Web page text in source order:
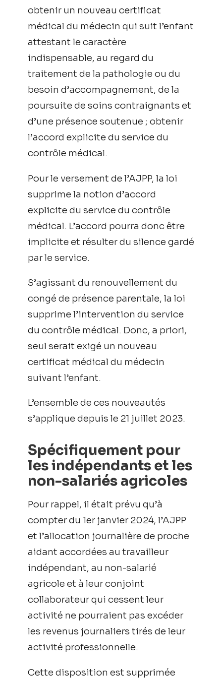
obtenir un nouveau certificat
médical du médecin qui suit l’enfant
attestant le caractère
indispensable, au regard du
traitement de la pathologie ou du
besoin d’accompagnement, de la
poursuite de soins contraignants et
d’une présence soutenue ; obtenir
l’accord explicite du service du
contrôle médical.
Pour le versement de l’AJPP, la loi
supprime la notion d’accord
explicite du service du contrôle
médical. L’accord pourra donc être
implicite et résulter du silence gardé
par le service.
S’agissant du renouvellement du
congé de présence parentale, la loi
supprime l’intervention du service
du contrôle médical. Donc, a priori,
seul serait exigé un nouveau
certificat médical du médecin
suivant l’enfant.
L’ensemble de ces nouveautés
s’applique depuis le 21 juillet 2023.
Spécifiquement pour
les indépendants et les
non-salariés agricoles
Pour rappel, il était prévu qu’à
compter du 1er janvier 2024, l’AJPP
et l’allocation journalière de proche
aidant accordées au travailleur
indépendant, au non-salarié
agricole et à leur conjoint
collaborateur qui cessent leur
activité ne pourraient pas excéder
les revenus journaliers tirés de leur
activité professionnelle.
Cette disposition est supprimée